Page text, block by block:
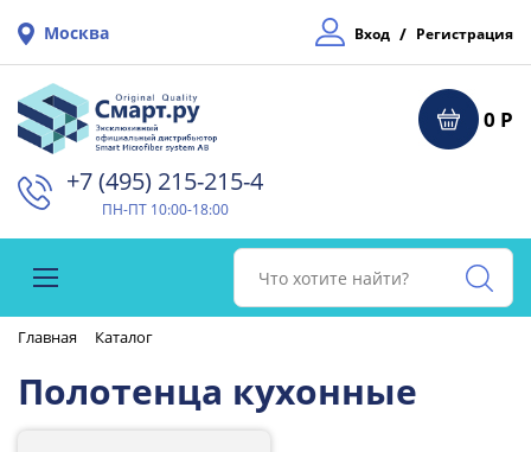
Москва Вход / Регистрация
0 Р
+7 (495) 215-215-4⁠
ПН-ПТ 10:00-18:00
Главная Каталог
Полотенца кухонные